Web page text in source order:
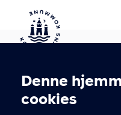
Denne
cookies
Kontakt
T